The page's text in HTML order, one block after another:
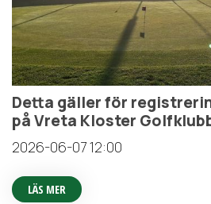
Detta gäller för
på Vreta Kloster
2026-06-0712:00
LÄS MER